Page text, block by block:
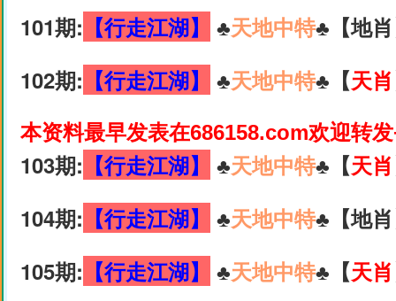
101期: 【行走江湖】 ♣️天地中特♣️【地
102期: 【行走江湖】 ♣️天地中特♣️【天肖
本资料最早发表在686158.com欢迎转
103期: 【行走江湖】 ♣️天地中特♣️【天肖
104期: 【行走江湖】 ♣️天地中特♣️【地
105期: 【行走江湖】 ♣️天地中特♣️【天肖